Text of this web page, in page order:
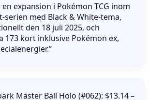
en expansion i Pokémon TCG inom
serien med Black & White-tema,
den 18 juli 2025, och
173 kort inklusive Pokémon ex,
Master Ball Holo (#062): $13.14 –